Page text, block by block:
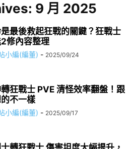
9 月 2025
最後救起狂戰的關鍵？狂戰士
修內容整理
小編(編董) - 2025/09/24
狂戰士 PVE 清怪效率翻盤！跟
不一樣
小編(編董) - 2025/09/17